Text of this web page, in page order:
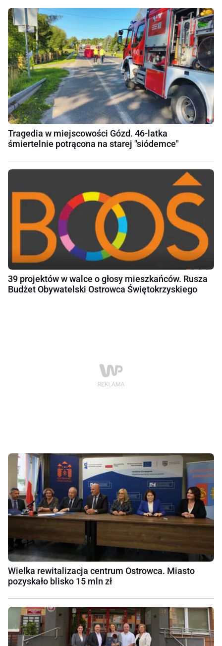
Tragedia w miejscowości Gózd. 46-latka
śmiertelnie potrącona na starej "siódemce"
39 projektów w walce o głosy mieszkańców. Rusza
Budżet Obywatelski Ostrowca Świętokrzyskiego
Wielka rewitalizacja centrum Ostrowca. Miasto
pozyskało blisko 15 mln zł